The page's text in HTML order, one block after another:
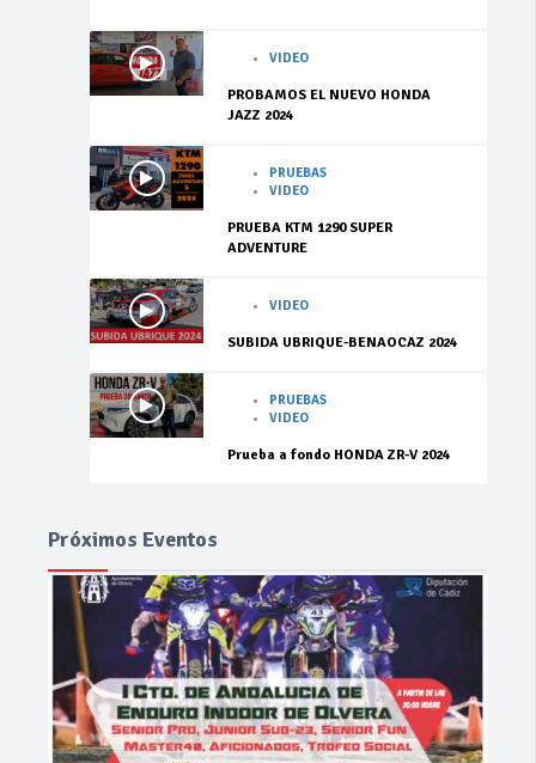
VIDEO
PROBAMOS EL NUEVO HONDA
JAZZ 2024
PRUEBAS
VIDEO
PRUEBA KTM 1290 SUPER
ADVENTURE
VIDEO
SUBIDA UBRIQUE-BENAOCAZ 2024
PRUEBAS
VIDEO
Prueba a fondo HONDA ZR-V 2024
Próximos Eventos